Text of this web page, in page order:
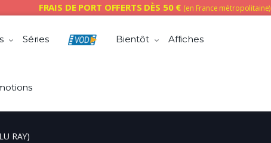
FRAIS DE PORT OFFERTS DÈS 50 € (en France métropolitaine)
Séries Bientôt Affiches
RAY)